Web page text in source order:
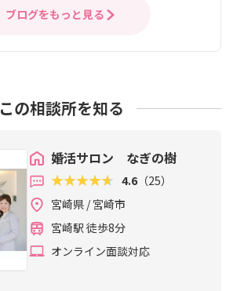
ブログをもっと見る
この相談所を知る
婚活サロン なぎの樹
4.6 （25）
宮崎県 / 宮崎市
宮崎駅 徒歩8分
オンライン面談対応